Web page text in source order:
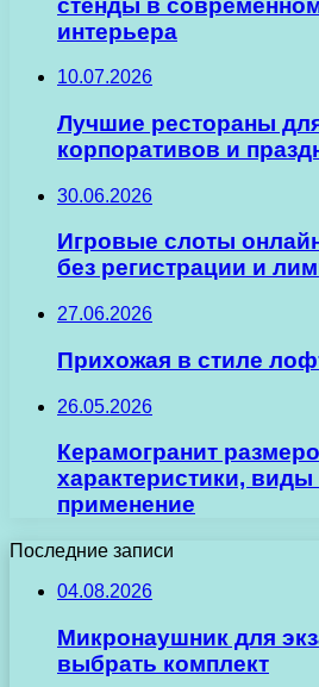
интерьера
10.07.2026
Лучшие рестораны
корпоративов и
30.06.2026
Игровые слоты
без регистрации и
27.06.2026
Прихожая в стиле
26.05.2026
Керамогранит
характеристики,
применение
Последние записи
04.08.2026
Микронаушник для
выбрать комплект